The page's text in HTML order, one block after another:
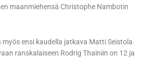
maanmiehensä Christophe Nambotin
ensi kaudella jatkava Matti Seistola
ranskalaiseen Rodrig Thainiin on 12 ja